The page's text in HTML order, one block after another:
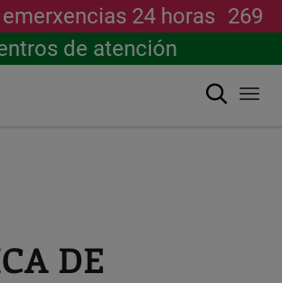
24 horas 269
de atención
Buscar
DE